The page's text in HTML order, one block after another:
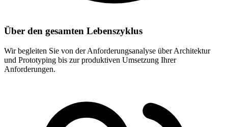
Über den gesamten Lebenszyklus
Wir begleiten Sie von der Anforderungsanalyse über Architektur
und Prototyping bis zur produktiven Umsetzung Ihrer
Anforderungen.